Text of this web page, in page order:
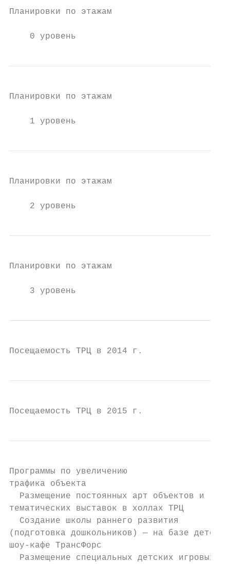
Планировки по этажам
    0 уровень
Планировки по этажам
    1 уровень
Планировки по этажам
    2 уровень
Планировки по этажам
    3 уровень
Посещаемость ТРЦ в 2014 г.
Посещаемость ТРЦ в 2015 г.
Программы по увеличению
трафика объекта
  Размещение постоянных арт объектов и
тематических выставок в холлах ТРЦ
  Создание школы раннего развития
(подготовка дошкольников) — на базе
шоу-кафе ТрансФорс
Размещение специальных детских игровых